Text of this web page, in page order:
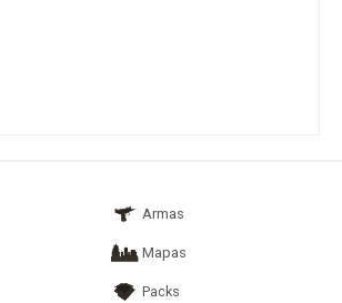
Armas
Mapas
Packs